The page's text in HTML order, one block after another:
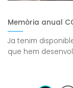
Memòria anual
Ja tenim
que hem